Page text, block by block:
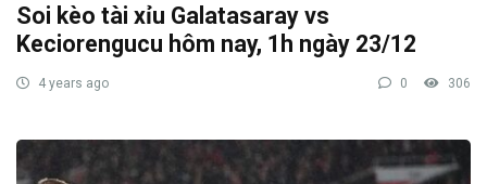
Soi kèo tài xỉu Galatasaray vs
Keciorengucu hôm nay, 1h ngày 23/12
4 years ago 0 306